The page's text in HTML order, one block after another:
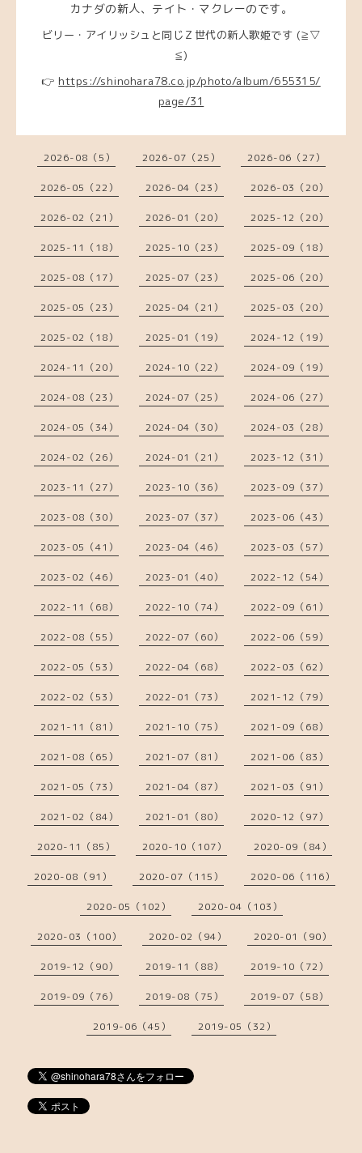
カナダの新人、テイト・マクレーのです。
ビリー・アイリッシュと同じＺ世代の新人歌姫です (≧▽
≦)
👉 https://shinohara78.co.jp/photo/album/655315/
page/31
2026-08（5） 2026-07（25） 2026-06（27）
2026-05（22） 2026-04（23） 2026-03（20）
2026-02（21） 2026-01（20） 2025-12（20）
2025-11（18） 2025-10（23） 2025-09（18）
2025-08（17） 2025-07（23） 2025-06（20）
2025-05（23） 2025-04（21） 2025-03（20）
2025-02（18） 2025-01（19） 2024-12（19）
2024-11（20） 2024-10（22） 2024-09（19）
2024-08（23） 2024-07（25） 2024-06（27）
2024-05（34） 2024-04（30） 2024-03（28）
2024-02（26） 2024-01（21） 2023-12（31）
2023-11（27） 2023-10（36） 2023-09（37）
2023-08（30） 2023-07（37） 2023-06（43）
2023-05（41） 2023-04（46） 2023-03（57）
2023-02（46） 2023-01（40） 2022-12（54）
2022-11（68） 2022-10（74） 2022-09（61）
2022-08（55） 2022-07（60） 2022-06（59）
2022-05（53） 2022-04（68） 2022-03（62）
2022-02（53） 2022-01（73） 2021-12（79）
2021-11（81） 2021-10（75） 2021-09（68）
2021-08（65） 2021-07（81） 2021-06（83）
2021-05（73） 2021-04（87） 2021-03（91）
2021-02（84） 2021-01（80） 2020-12（97）
2020-11（85） 2020-10（107） 2020-09（84）
2020-08（91） 2020-07（115） 2020-06（116）
2020-05（102） 2020-04（103）
2020-03（100） 2020-02（94） 2020-01（90）
2019-12（90） 2019-11（88） 2019-10（72）
2019-09（76） 2019-08（75） 2019-07（58）
2019-06（45） 2019-05（32）